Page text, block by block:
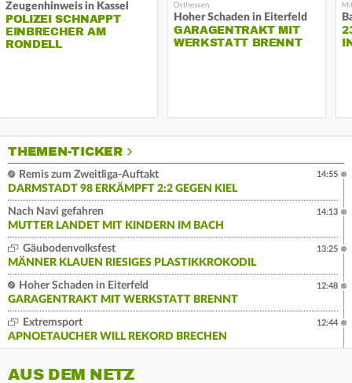
Zeugenhinweis in Kassel
POLIZEI SCHNAPPT
EINBRECHER AM
RONDELL
Hoher Schaden in Eiterfeld
GARAGENTRAKT MIT
WERKSTATT BRENNT
THEMEN-TICKER
Remis zum Zweitliga-Auftakt
DARMSTADT 98 ERKÄMPFT 2:2 GEGEN KIEL
14:55
Nach Navi gefahren
MUTTER LANDET MIT KINDERN IM BACH
14:13
Gäubodenvolksfest
MÄNNER KLAUEN RIESIGES PLASTIKKROKODIL
13:25
Hoher Schaden in Eiterfeld
GARAGENTRAKT MIT WERKSTATT BRENNT
12:48
Extremsport
APNOETAUCHER WILL REKORD BRECHEN
12:44
AUS DEM NETZ